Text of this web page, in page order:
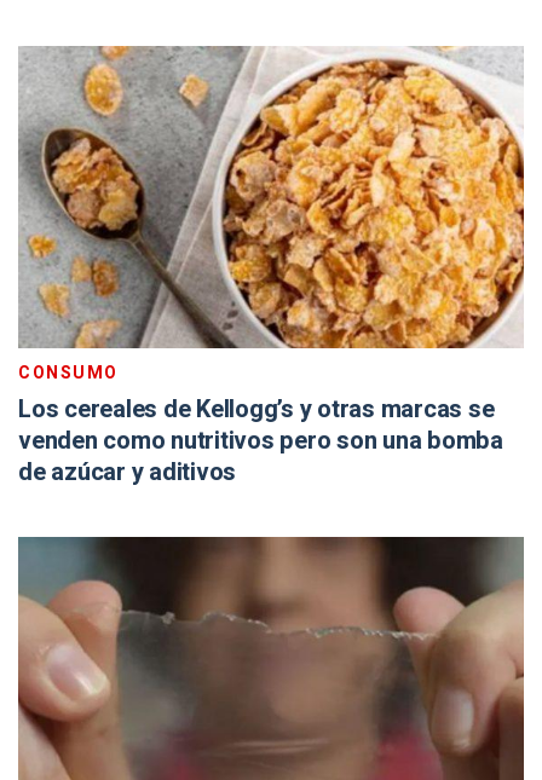
CONSUMO
Los cereales de Kellogg’s y otras marcas se
venden como nutritivos pero son una bomba
de azúcar y aditivos